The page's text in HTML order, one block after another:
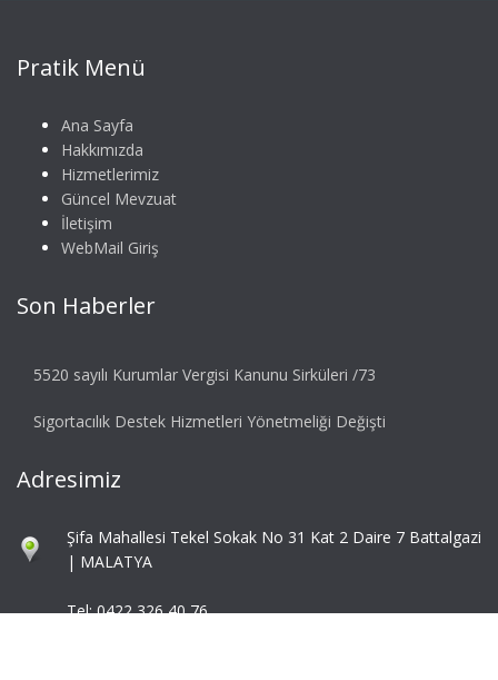
Pratik Menü
Ana Sayfa
Hakkımızda
Hizmetlerimiz
Güncel Mevzuat
İletişim
WebMail Giriş
Son Haberler
5520 sayılı Kurumlar Vergisi Kanunu Sirküleri /73
Sigortacılık Destek Hizmetleri Yönetmeliği Değişti
Adresimiz
Şifa Mahallesi Tekel Sokak No 31 Kat 2 Daire 7 Battalgazi
| MALATYA
Tel: 0422 326 40 76